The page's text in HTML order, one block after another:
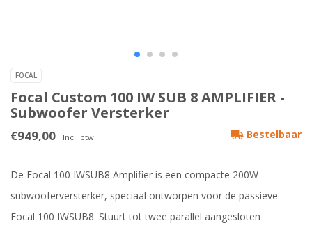
FOCAL
Focal Custom 100 IW SUB 8 AMPLIFIER -
Subwoofer Versterker
€949,00 Incl. btw Bestelbaar
De Focal 100 IWSUB8 Amplifier is een compacte 200W
subwooferversterker, speciaal ontworpen voor de passieve
Focal 100 IWSUB8. Stuurt tot twee parallel aangesloten